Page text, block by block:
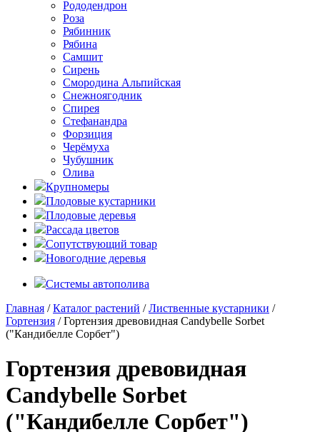
Рододендрон
Роза
Рябинник
Рябина
Самшит
Сирень
Смородина Альпийская
Снежноягодник
Спирея
Стефанандра
Форзиция
Черёмуха
Чубушник
Олива
Крупномеры
Плодовые кустарники
Плодовые деревья
Рассада цветов
Сопутствующий товар
Новогодние деревья
Системы автополива
Главная /Каталог растений /Лиственные кустарники /
Гортензия / Гортензия древовидная Candybelle Sorbet
("Кандибелле Сорбет")
Гортензия древовидная
Candybelle Sorbet
("Кандибелле Сорбет")